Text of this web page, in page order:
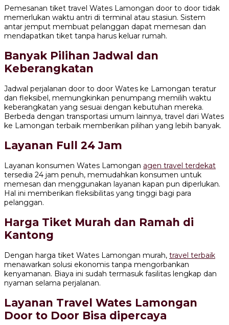
Pemesanan tiket travel Wates Lamongan door to door tidak
memerlukan waktu antri di terminal atau stasiun. Sistem
antar jemput membuat pelanggan dapat memesan dan
mendapatkan tiket tanpa harus keluar rumah.
Banyak Pilihan Jadwal dan
Keberangkatan
Jadwal perjalanan door to door Wates ke Lamongan teratur
dan fleksibel, memungkinkan penumpang memilih waktu
keberangkatan yang sesuai dengan kebutuhan mereka.
Berbeda dengan transportasi umum lainnya, travel dari Wates
ke Lamongan terbaik memberikan pilihan yang lebih banyak.
Layanan Full 24 Jam
Layanan konsumen Wates Lamongan agen travel terdekat
tersedia 24 jam penuh, memudahkan konsumen untuk
memesan dan menggunakan layanan kapan pun diperlukan.
Hal ini memberikan fleksibilitas yang tinggi bagi para
pelanggan.
Harga Tiket Murah dan Ramah di
Kantong
Dengan harga tiket Wates Lamongan murah, travel terbaik
menawarkan solusi ekonomis tanpa mengorbankan
kenyamanan. Biaya ini sudah termasuk fasilitas lengkap dan
nyaman selama perjalanan.
Layanan Travel Wates Lamongan
Door to Door Bisa dipercaya